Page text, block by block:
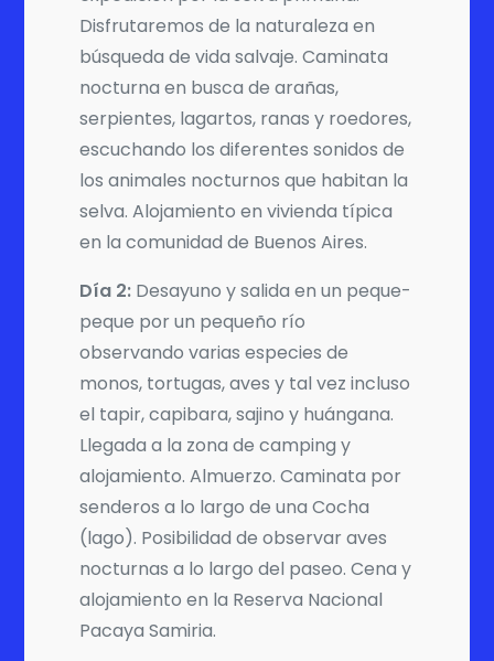
Disfrutaremos de la naturaleza en
búsqueda de vida salvaje. Caminata
nocturna en busca de arañas,
serpientes, lagartos, ranas y roedores,
escuchando los diferentes sonidos de
los animales nocturnos que habitan la
selva. Alojamiento en vivienda típica
en la comunidad de Buenos Aires.
Día 2: Desayuno y salida en un peque-
peque por un pequeño río
observando varias especies de
monos, tortugas, aves y tal vez incluso
el tapir, capibara, sajino y huángana.
Llegada a la zona de camping y
alojamiento. Almuerzo. Caminata por
senderos a lo largo de una Cocha
(lago). Posibilidad de observar aves
nocturnas a lo largo del paseo. Cena y
alojamiento en la Reserva Nacional
Pacaya Samiria.